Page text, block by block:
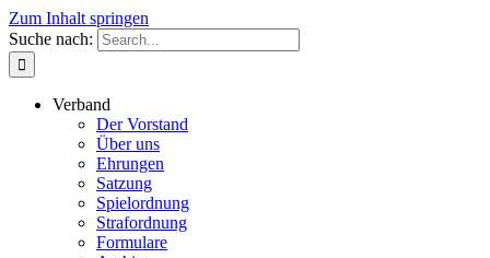
Zum Inhalt springen
Suche nach:
Verband
Der Vorstand
Über uns
Ehrungen
Satzung
Spielordnung
Strafordnung
Formulare